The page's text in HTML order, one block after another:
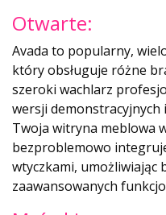
Otwarte:
Avada to popularny,
który obsługuje różne
szeroki wachlarz
wersji demonstracyjnych
Twoja witryna meblowa
bezproblemowo
wtyczkami, umożliwiając
zaawansowanych